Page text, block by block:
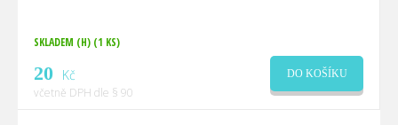
SKLADEM (H) (1 KS)
20 Kč
včetně DPH dle § 90
DO KOŠÍKU